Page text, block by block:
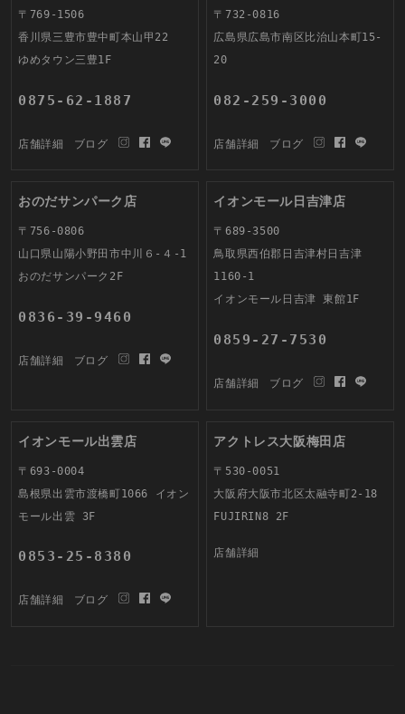
〒769-1506
香川県三豊市豊中町本山甲22
ゆめタウン三豊1F
0875-62-1887
店舗詳細 ブログ
〒732-0816
広島県広島市南区比治山本町15-
20
082-259-3000
店舗詳細 ブログ
おのだサンパーク店
〒756-0806
山口県山陽小野田市中川６-４-1
おのだサンパーク2F
0836-39-9460
店舗詳細 ブログ
イオンモール日吉津店
〒689-3500
鳥取県西伯郡日吉津村日吉津
1160-1
イオンモール日吉津 東館1F
0859-27-7530
店舗詳細 ブログ
イオンモール出雲店
〒693-0004
島根県出雲市渡橋町1066 イオン
モール出雲 3F
0853-25-8380
店舗詳細 ブログ
アクトレス大阪梅田店
〒530-0051
大阪府大阪市北区太融寺町2-18
FUJIRIN8 2F
店舗詳細